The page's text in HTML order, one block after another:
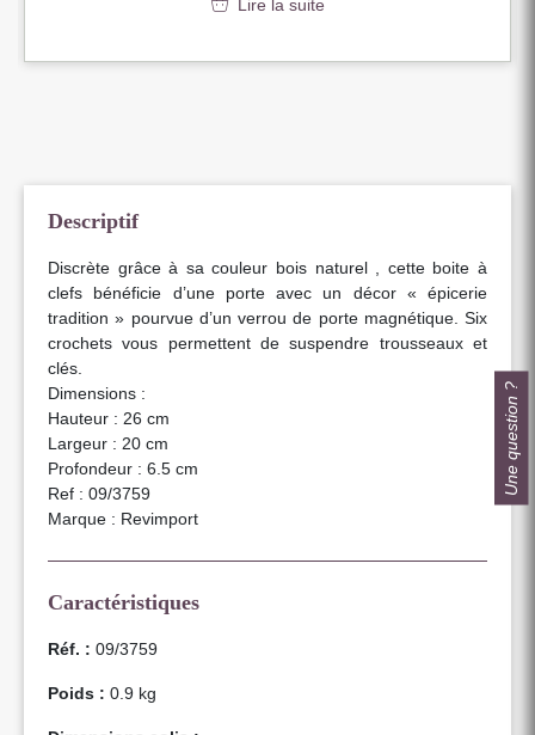
Lire la suite
Descriptif
Discrète grâce à sa couleur bois naturel , cette boite à
clefs bénéficie d’une porte avec un décor « épicerie
tradition » pourvue d’un verrou de porte magnétique. Six
crochets vous permettent de suspendre trousseaux et
clés.
Dimensions :
Hauteur : 26 cm
Largeur : 20 cm
Profondeur : 6.5 cm
Ref : 09/3759
Marque : Revimport
Caractéristiques
Réf. : 09/3759
Poids : 0.9 kg
Une question ?